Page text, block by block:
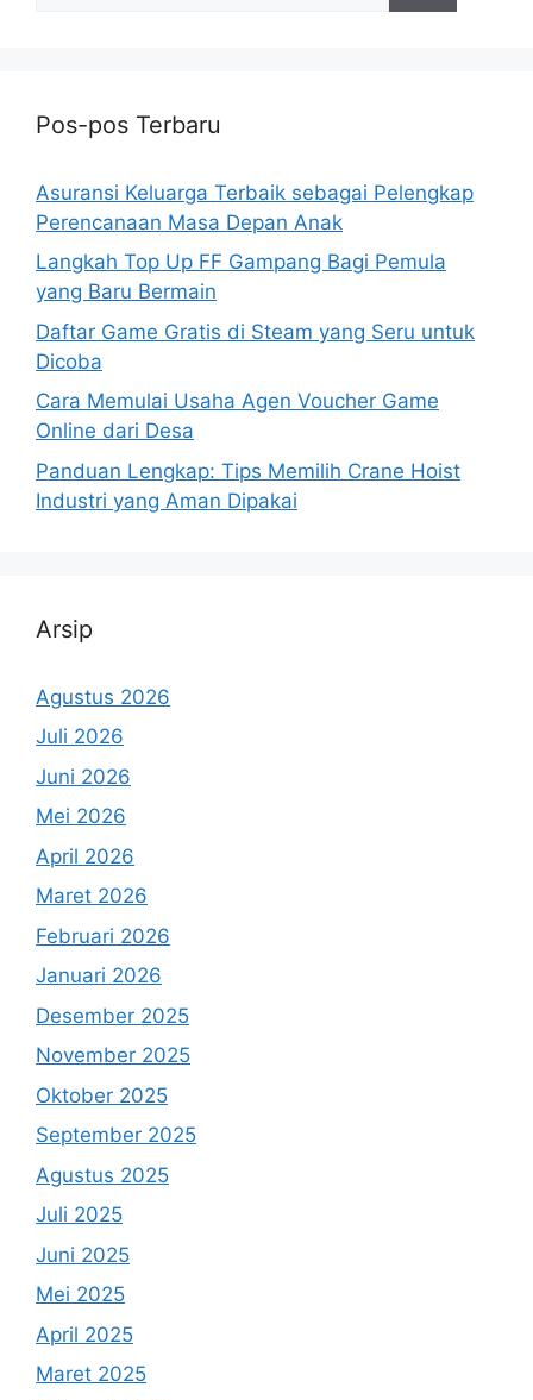
Pos-pos Terbaru
Asuransi Keluarga Terbaik sebagai Pelengkap
Perencanaan Masa Depan Anak
Langkah Top Up FF Gampang Bagi Pemula
yang Baru Bermain
Daftar Game Gratis di Steam yang Seru untuk
Dicoba
Cara Memulai Usaha Agen Voucher Game
Online dari Desa
Panduan Lengkap: Tips Memilih Crane Hoist
Industri yang Aman Dipakai
Arsip
Agustus 2026
Juli 2026
Juni 2026
Mei 2026
April 2026
Maret 2026
Februari 2026
Januari 2026
Desember 2025
November 2025
Oktober 2025
September 2025
Agustus 2025
Juli 2025
Juni 2025
Mei 2025
April 2025
Maret 2025